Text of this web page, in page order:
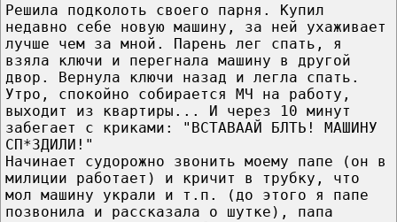
Решила подколоть своего парня. Купил
недавно себе новую машину, за ней ухаживает
лучше чем за мной. Парень лег спать, я
взяла ключи и перегнала машину в другой
двор. Вернула ключи назад и легла спать.
Утро, спокойно собирается МЧ на работу,
выходит из квартиры... И через 10 минут
забегает с криками: "ВСТАВААЙ БЛТЬ! МАШИНУ
СП*ЗДИЛИ!"
Начинает судорожно звонить моему папе (он в
милиции работает) и кричит в трубку, что
мол машину украли и т.п. (до этого я папе
позвонила и рассказала о шутке), папа